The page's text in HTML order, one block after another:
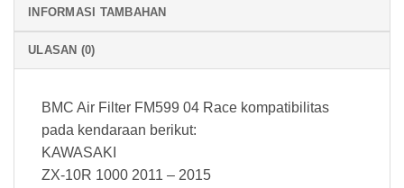
INFORMASI TAMBAHAN
ULASAN (0)
BMC Air Filter FM599 04 Race kompatibilitas
pada kendaraan berikut:
KAWASAKI
ZX-10R 1000 2011 – 2015